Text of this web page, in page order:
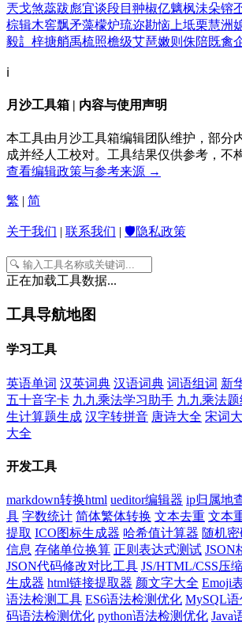
兲戈煞蕊跋彪宜谈段目 翀椒亿魑枫沬朵镕
棕辑木窖飘矛藻檬炉琉迩勘恼 上坻栗慧洲
毅訁 梓搪艄禹梳照檐级艾琶嫩则 侏陪既禽
ℹ️
月沙工具箱 | 内容与使用声明
本工具由月沙工具箱编辑团队维护，部分
成并经人工校对。工具结果仅供参考，不
查看编辑政策与参考来源 →
繁 | 简
关于我们 | 联系我们 | 🛡️隐私政策
正在加载工具数据...
工具导航地图
学习工具
英语单词 汉英词典 汉语词典 词语组词 新
五十音字卡 九九乘法学习助手 九九乘法
生计算题生成 汉字转拼音 唐诗大全 宋词
大全
开发工具
markdown转换html ueditor编辑器 ip归属地
具 字数统计 简体繁体转换 文本去重 文本
提取 ICO图标生成器 哈希值计算器 随机
信息 存储单位换算 正则表达式测试 JSON
JSON代码修改对比工具 JS/HTML/CSS压
生成器 html链接提取器 颜文字大全 Emoji
语法检测工具 ES6语法检测优化 MySQL
码语法检测优化 python语法检测优化 Java